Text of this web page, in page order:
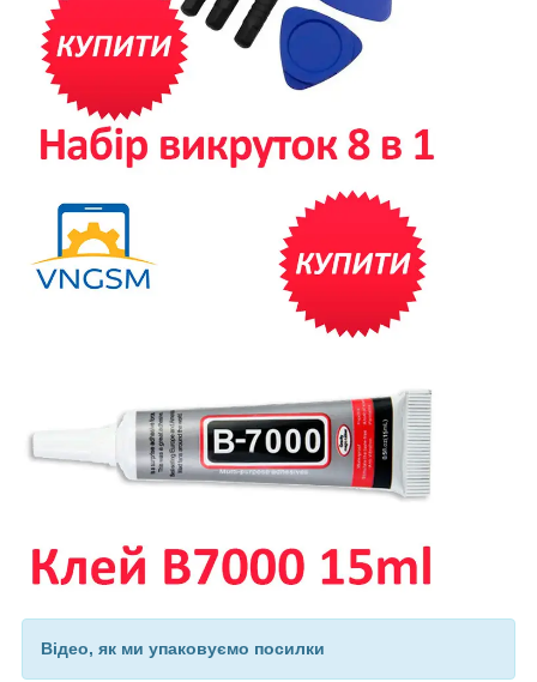
Відео, як ми упаковуємо посилки